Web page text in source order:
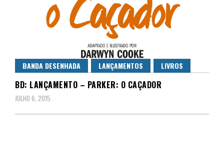
BANDA DESENHADA LANÇAMENTOS LIVROS
BD: LANÇAMENTO – PARKER: O CAÇADOR
JULHO 6, 2015